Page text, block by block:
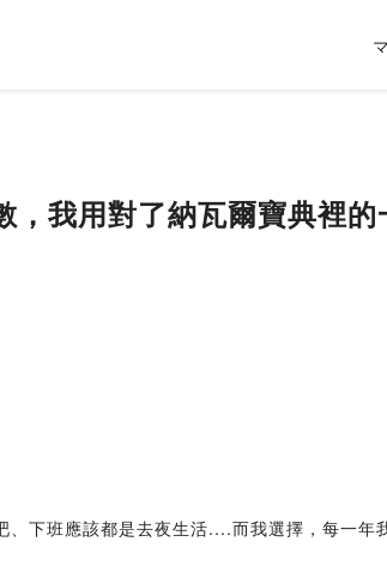
，我用對了納瓦爾寶典裡
下班應該都是去夜生活....而我選擇，每一